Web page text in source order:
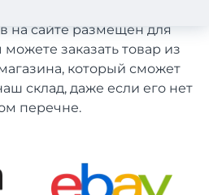
на сайте размещен для
заказать товар из
который сможет
склад, даже если его нет
перечне.